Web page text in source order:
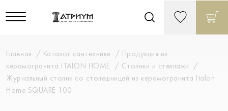
Главная Каталог сантехники
Продукция из
керамогранита ITALON HOME
Столики и стеллажи
Журнальный столик со столешницей из керамогранита Italon
Home SQUARE 100